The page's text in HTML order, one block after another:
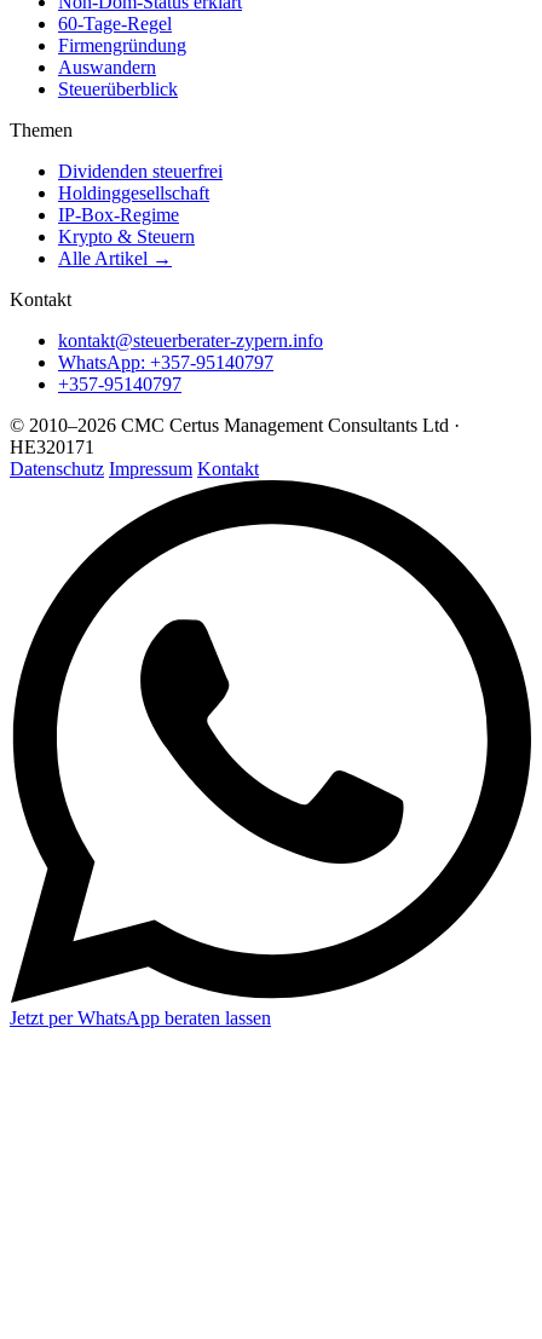
60-Tage-Regel
Firmengründung
Auswandern
Steuerüberblick
Themen
Dividenden steuerfrei
Holdinggesellschaft
IP-Box-Regime
Krypto & Steuern
Alle Artikel →
Kontakt
kontakt@steuerberater-zypern.info
WhatsApp: +357-95140797
+357-95140797
© 2010–2026 CMC Certus Management Consultants Ltd ·
HE320171
Datenschutz Impressum Kontakt
Jetzt per WhatsApp beraten lassen